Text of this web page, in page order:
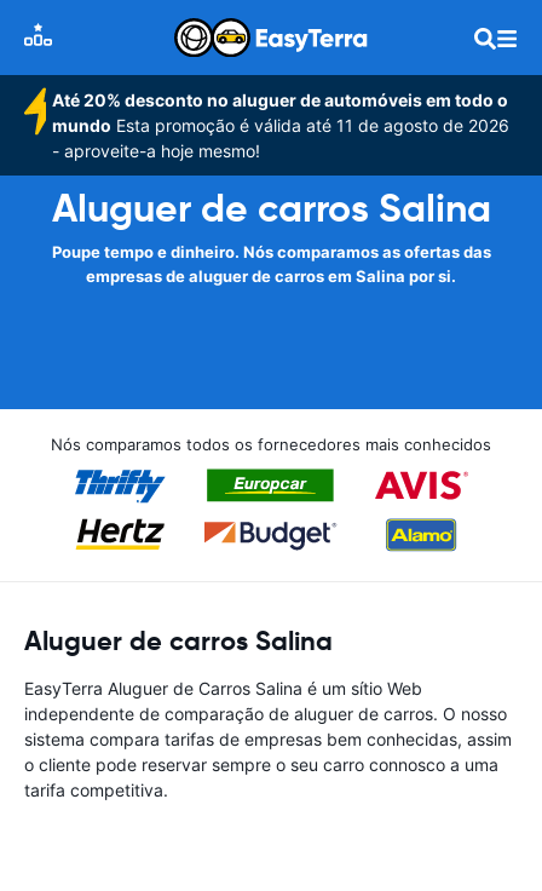
Até 20% desconto no aluguer de automóveis em todo o
mundo Esta promoção é válida até 11 de agosto de 2026
- aproveite-a hoje mesmo!
Aluguer de carros Salina
Poupe tempo e dinheiro. Nós comparamos as ofertas das
empresas de aluguer de carros em Salina por si.
Nós comparamos todos os fornecedores mais conhecidos
Aluguer de carros Salina
EasyTerra Aluguer de Carros Salina é um sítio Web
independente de comparação de aluguer de carros. O nosso
sistema compara tarifas de empresas bem conhecidas, assim
o cliente pode reservar sempre o seu carro connosco a uma
tarifa competitiva.